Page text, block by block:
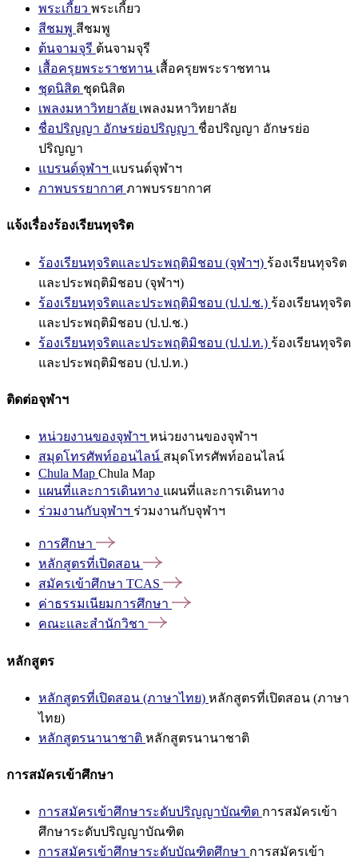
พระเกี้ยว พระเกี้ยว
สีชมพู สีชมพู
ต้นจามจุรี ต้นจามจุรี
เสื้อครุยพระราชทาน เสื้อครุยพระราชทาน
ชุดนิสิต ชุดนิสิต
เพลงมหาวิทยาลัย เพลงมหาวิทยาลัย
ชื่อปริญญา อักษรย่อปริญญา ชื่อปริญญา อักษรย่อ
ปริญญา
แบรนด์จุฬาฯ แบรนด์จุฬาฯ
ภาพบรรยากาศ ภาพบรรยากาศ
แจ้งเรื่องร้องเรียนทุจริต
ร้องเรียนทุจริตและประพฤติมิชอบ (จุฬาฯ) ร้องเรียนทุจริต
และประพฤติมิชอบ (จุฬาฯ)
ร้องเรียนทุจริตและประพฤติมิชอบ (ป.ป.ช.) ร้องเรียนทุจริต
และประพฤติมิชอบ (ป.ป.ช.)
ร้องเรียนทุจริตและประพฤติมิชอบ (ป.ป.ท.) ร้องเรียนทุจริต
และประพฤติมิชอบ (ป.ป.ท.)
ติดต่อจุฬาฯ
หน่วยงานของจุฬาฯ หน่วยงานของจุฬาฯ
สมุดโทรศัพท์ออนไลน์ สมุดโทรศัพท์ออนไลน์
Chula Map Chula Map
แผนที่และการเดินทาง แผนที่และการเดินทาง
ร่วมงานกับจุฬาฯ ร่วมงานกับจุฬาฯ
การศึกษา
หลักสูตรที่เปิดสอน
สมัครเข้าศึกษา TCAS
ค่าธรรมเนียมการศึกษา
คณะและสำนักวิชา
หลักสูตร
หลักสูตรที่เปิดสอน (ภาษาไทย) หลักสูตรที่เปิดสอน (ภาษา
ไทย)
หลักสูตรนานาชาติ หลักสูตรนานาชาติ
การสมัครเข้าศึกษา
การสมัครเข้าศึกษาระดับปริญญาบัณฑิต การสมัครเข้า
ศึกษาระดับปริญญาบัณฑิต
การสมัครเข้าศึกษาระดับบัณฑิตศึกษา การสมัครเข้า